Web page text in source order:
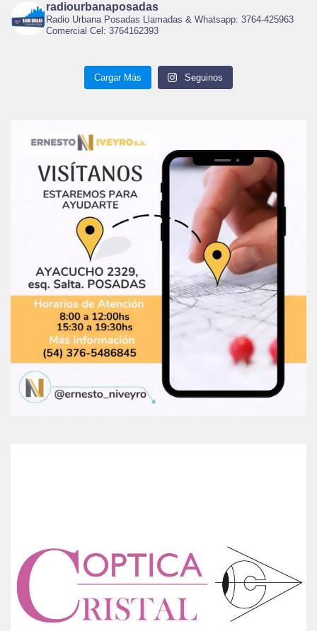
radiourbanaposadas
Radio Urbana Posadas Llamadas & Whatsapp: 3764-425963
Comercial Cel: 3764162393
Cargar Más Seguinos